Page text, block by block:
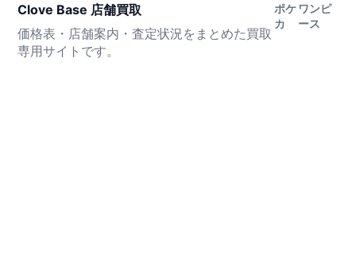
Clove Base 店舗買取
価格表・店舗案内・査定状況をまとめた買取
専用サイトです。
ポケ
カ
ワンピ
ース